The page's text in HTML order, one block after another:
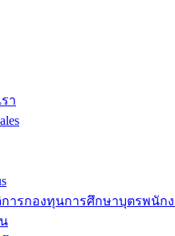
า
ารกองทุนการศึกษาบุตรพนัก